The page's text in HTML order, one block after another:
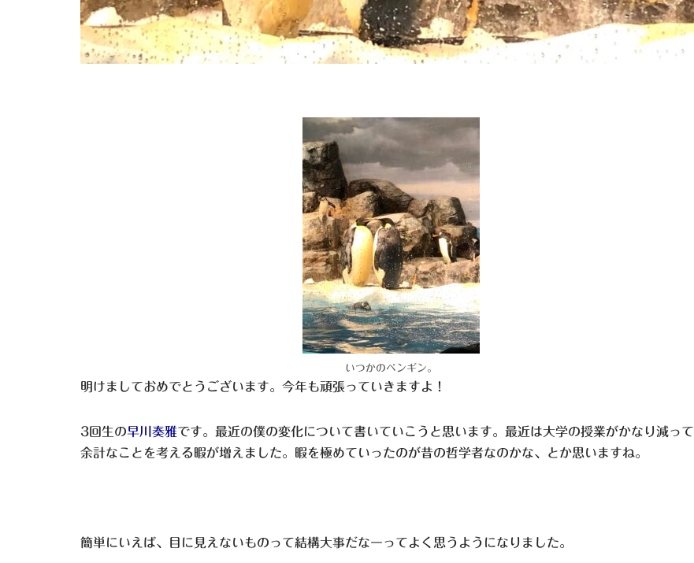
いつかのペンギン。
明けましておめでとうございます。今年も頑張っていきますよ！
3回生の早川奏雅です。最近の僕の変化について書いていこうと思います。最近は大学の授業がかなり減って
余計なことを考える暇が増えました。暇を極めていったのが昔の哲学者なのかな、とか思いますね。
簡単にいえば、目に見えないものって結構大事だなーってよく思うようになりました。